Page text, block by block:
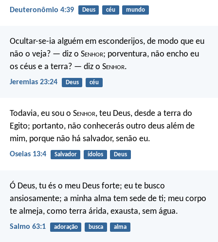
Deuteronômio 4:39 Deus céu mundo
Ocultar-se-ia alguém em esconderijos, de modo que eu
não o veja? — diz o Senhor; porventura, não encho eu
os céus e a terra? — diz o Senhor.
Jeremias 23:24 Deus céu
Todavia, eu sou o Senhor, teu Deus, desde a terra do
Egito; portanto, não conhecerás outro deus além de
mim, porque não há salvador, senão eu.
Oseias 13:4 Salvador ídolos Deus
Ó Deus, tu és o meu Deus forte; eu te busco
ansiosamente; a minha alma tem sede de ti; meu corpo
te almeja, como terra árida, exausta, sem água.
Salmo 63:1 adoração busca alma